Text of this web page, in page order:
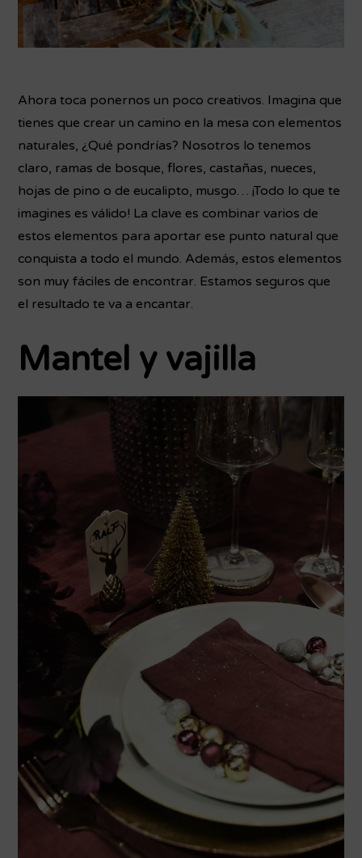
Ahora toca ponernos un poco creativos. Imagina que
tienes que crear un camino en la mesa con elementos
naturales, ¿Qué pondrías? Nosotros lo tenemos
claro, ramas de bosque, flores, castañas, nueces,
hojas de pino o de eucalipto, musgo… ¡Todo lo que te
imagines es válido! La clave es combinar varios de
estos elementos para aportar ese punto natural que
conquista a todo el mundo. Además, estos elementos
son muy fáciles de encontrar. Estamos seguros que
el resultado te va a encantar.
Mantel y vajilla